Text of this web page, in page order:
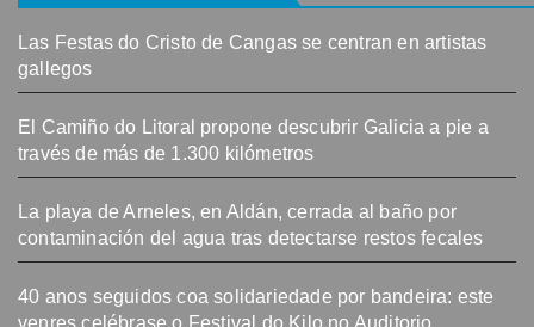
Las Festas do Cristo de Cangas se centran en artistas
gallegos
El Camiño do Litoral propone descubrir Galicia a pie a
través de más de 1.300 kilómetros
La playa de Arneles, en Aldán, cerrada al baño por
contaminación del agua tras detectarse restos fecales
40 anos seguidos coa solidariedade por bandeira: este